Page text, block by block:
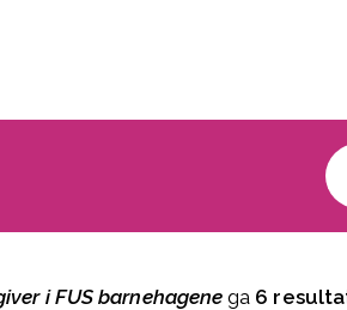
i FUS barnehagene ga 6